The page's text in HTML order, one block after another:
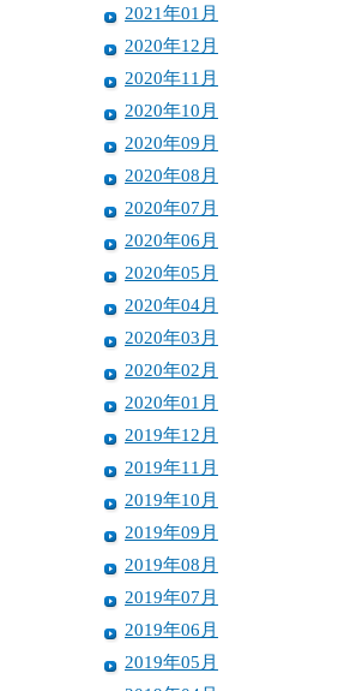
2021年01月
2020年12月
2020年11月
2020年10月
2020年09月
2020年08月
2020年07月
2020年06月
2020年05月
2020年04月
2020年03月
2020年02月
2020年01月
2019年12月
2019年11月
2019年10月
2019年09月
2019年08月
2019年07月
2019年06月
2019年05月